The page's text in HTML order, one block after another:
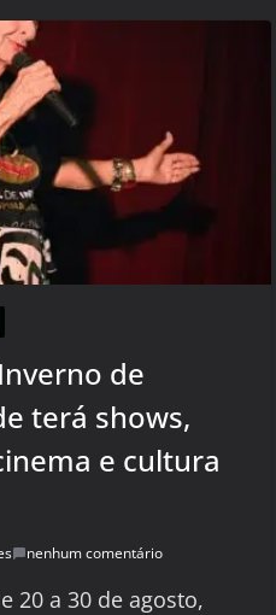
de
terá shows,
e cultura
nenhum comentário
20 a 30 de agosto,